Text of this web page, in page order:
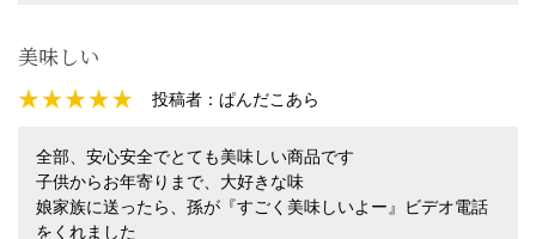
美味しい
投稿者：ぱんだこあら
全部、安心安全でとても美味しい商品です
子供からお年寄りまで、大好きな味
娘家族に送ったら、孫が『すごく美味しいよー』ビデオ電話
をくれました